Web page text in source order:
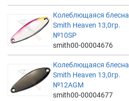
Колеблющаяся блесна
Smith Heaven 13,0гр.
№10SP
smith00-00004676
Колеблющаяся блесна
Smith Heaven 13,0гр.
№12AGM
smith00-00004677